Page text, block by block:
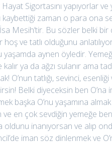
Sigortasını yapıyorlar
kaybettiği zaman o para ona
Mesih’tir. Bu sözler belki
hoş ve tatlı olduğunu
yaşamda aynen öyledir.
kalır ya da ağzı sulanır ama
O’nun tatlığı, sevinci,
Belki diyeceksin ben
başka O’nu yaşamına
ve en çok sevdiğin yemeğe
oldunu inanıyorsan ve alıp
iman söz dinlenmek ve